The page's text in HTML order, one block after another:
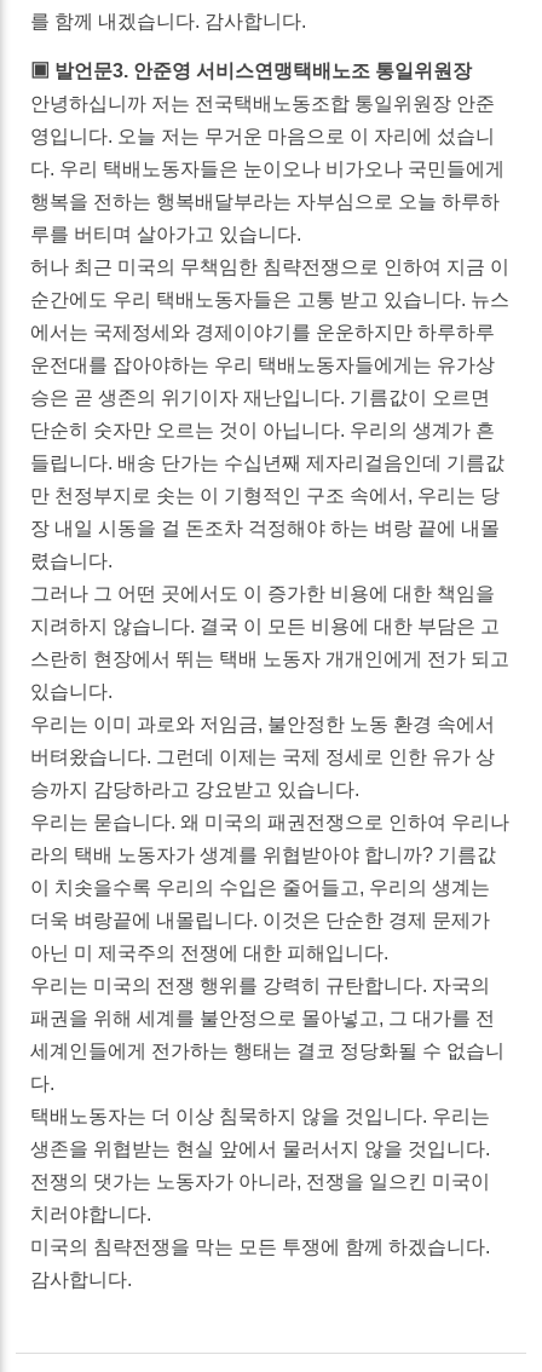
를 함께 내겠습니다. 감사합니다.
▣ 발언문3. 안준영 서비스연맹택배노조 통일위원장
안녕하십니까 저는 전국택배노동조합 통일위원장 안준
영입니다. 오늘 저는 무거운 마음으로 이 자리에 섰습니
다. 우리 택배노동자들은 눈이오나 비가오나 국민들에게
행복을 전하는 행복배달부라는 자부심으로 오늘 하루하
루를 버티며 살아가고 있습니다.
허나 최근 미국의 무책임한 침략전쟁으로 인하여 지금 이
순간에도 우리 택배노동자들은 고통 받고 있습니다. 뉴스
에서는 국제정세와 경제이야기를 운운하지만 하루하루
운전대를 잡아야하는 우리 택배노동자들에게는 유가상
승은 곧 생존의 위기이자 재난입니다. 기름값이 오르면
단순히 숫자만 오르는 것이 아닙니다. 우리의 생계가 흔
들립니다. 배송 단가는 수십년째 제자리걸음인데 기름값
만 천정부지로 솟는 이 기형적인 구조 속에서, 우리는 당
장 내일 시동을 걸 돈조차 걱정해야 하는 벼랑 끝에 내몰
렸습니다.
그러나 그 어떤 곳에서도 이 증가한 비용에 대한 책임을
지려하지 않습니다. 결국 이 모든 비용에 대한 부담은 고
스란히 현장에서 뛰는 택배 노동자 개개인에게 전가 되고
있습니다.
우리는 이미 과로와 저임금, 불안정한 노동 환경 속에서
버텨왔습니다. 그런데 이제는 국제 정세로 인한 유가 상
승까지 감당하라고 강요받고 있습니다.
우리는 묻습니다. 왜 미국의 패권전쟁으로 인하여 우리나
라의 택배 노동자가 생계를 위협받아야 합니까? 기름값
이 치솟을수록 우리의 수입은 줄어들고, 우리의 생계는
더욱 벼랑끝에 내몰립니다. 이것은 단순한 경제 문제가
아닌 미 제국주의 전쟁에 대한 피해입니다.
우리는 미국의 전쟁 행위를 강력히 규탄합니다. 자국의
패권을 위해 세계를 불안정으로 몰아넣고, 그 대가를 전
세계인들에게 전가하는 행태는 결코 정당화될 수 없습니
다.
택배노동자는 더 이상 침묵하지 않을 것입니다. 우리는
생존을 위협받는 현실 앞에서 물러서지 않을 것입니다.
전쟁의 댓가는 노동자가 아니라, 전쟁을 일으킨 미국이
치러야합니다.
미국의 침략전쟁을 막는 모든 투쟁에 함께 하겠습니다.
감사합니다.